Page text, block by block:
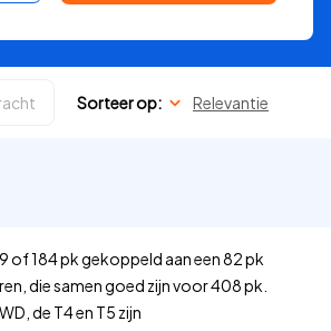
Sorteer op: Relevantie
of 184 pk gekoppeld aan een 82 pk
die samen goed zijn voor 408 pk.
de T4 en T5 zijn